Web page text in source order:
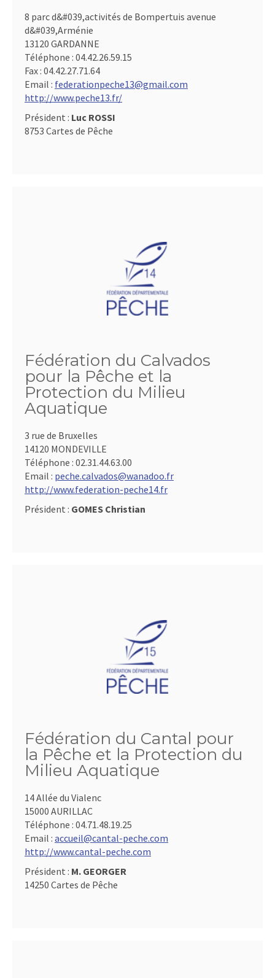
8 parc d&#039,activités de Bompertuis avenue
d&#039,Arménie
13120 GARDANNE
Téléphone : 04.42.26.59.15
Fax : 04.42.27.71.64
Email : federationpeche13@gmail.com
http://www.peche13.fr/
Président : Luc ROSSI
8753 Cartes de Pêche
Fédération du Calvados
pour la Pêche et la
Protection du Milieu
Aquatique
3 rue de Bruxelles
14120 MONDEVILLE
Téléphone : 02.31.44.63.00
Email : peche.calvados@wanadoo.fr
http://www.federation-peche14.fr
Président : GOMES Christian
Fédération du Cantal pour
la Pêche et la Protection du
Milieu Aquatique
14 Allée du Vialenc
15000 AURILLAC
Téléphone : 04.71.48.19.25
Email : accueil@cantal-peche.com
http://www.cantal-peche.com
Président : M. GEORGER
14250 Cartes de Pêche